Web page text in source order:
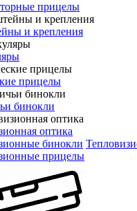
прицелы
и крепления
прицелы
бинокли
оптика
бинокли
прицелы